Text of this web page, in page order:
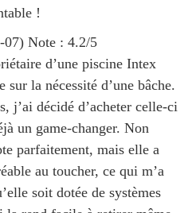
!
07) Note : 4.2/5
d’une piscine Intex
sur la nécessité d’une bâche.
j’ai décidé d’acheter celle-ci
un game-changer. Non
parfaitement, mais elle a
au toucher, ce qui m’a
soit dotée de systèmes